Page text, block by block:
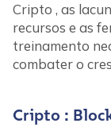
Cripto , as
recursos e as
treinamento
combater o
Cripto :